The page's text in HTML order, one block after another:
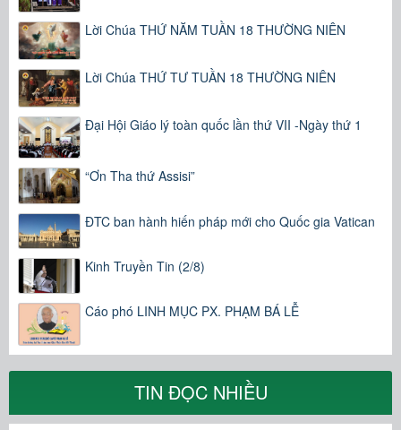
Lời Chúa THỨ NĂM TUẦN 18 THƯỜNG NIÊN
Lời Chúa THỨ TƯ TUẦN 18 THƯỜNG NIÊN
Đại Hội Giáo lý toàn quốc lần thứ VII -Ngày thứ 1
“Ơn Tha thứ Assisi”
ĐTC ban hành hiến pháp mới cho Quốc gia Vatican
Kinh Truyền Tin (2/8)
Cáo phó LINH MỤC PX. PHẠM BÁ LỄ
TIN ĐỌC NHIỀU